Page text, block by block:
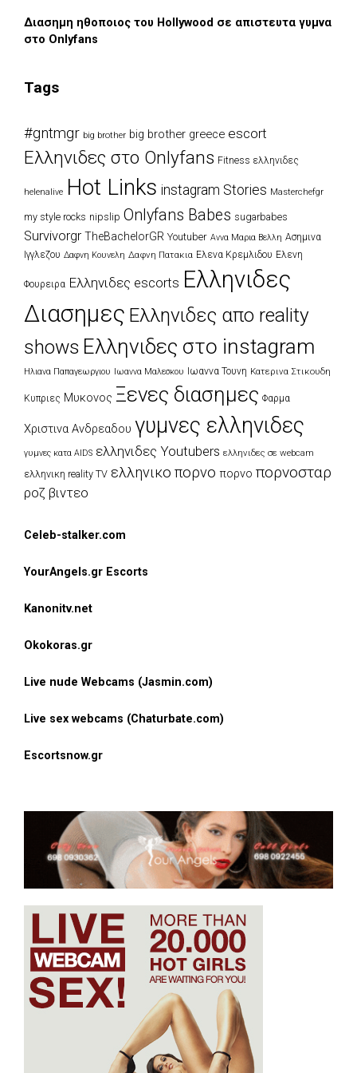
Διασημη ηθοποιος του Hollywood σε απιστευτα γυμνα
στο Onlyfans
Tags
#gntmgr big brother big brother greece escort
Eλληνιδες στο Onlyfans Fitness ελληνιδες
helenalive Hot Links instagram Stories Masterchefgr
my style rocks nipslip Onlyfans Babes sugarbabes
Survivorgr TheBachelorGR Youtuber Αννα Μαρια Βελλη Ασημινα
Ιγγλεζου Δαφνη Κουνελη Δαφνη Πατακια Ελενα Κρεμλιδου Ελενη
Φουρειρα Ελληνιδες escorts Ελληνιδες
Διασημες Ελληνιδες απο reality
shows Ελληνιδες στο instagram
Ηλιανα Παπαγεωργιου Ιωαννα Μαλεσκου Ιωαννα Τουνη Κατερινα Στικουδη
Κυπριες Μυκονος Ξενες διασημες Φαρμα
Χριστινα Ανδρεαδου γυμνες ελληνιδες
γυμνες κατα AIDS ελληνιδες Youtubers ελληνιδες σε webcam
ελληνικη reality TV ελληνικο πορνο πορνο πορνοσταρ
ροζ βιντεο
Celeb-stalker.com
YourAngels.gr Escorts
Kanonitv.net
Okokoras.gr
Live nude Webcams (Jasmin.com)
Live sex webcams (Chaturbate.com)
Escortsnow.gr